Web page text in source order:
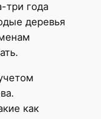
три года
деревья
как